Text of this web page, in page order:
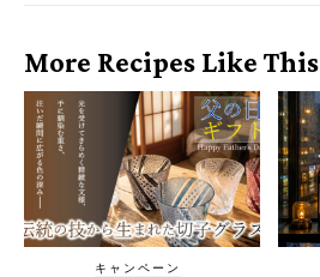
More Recipes Like This
キャンペーン